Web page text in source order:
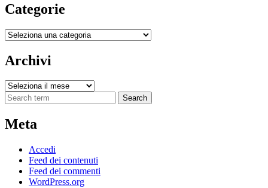
Categorie
Categorie
Archivi
Archivi
Search
Meta
Accedi
Feed dei contenuti
Feed dei commenti
WordPress.org